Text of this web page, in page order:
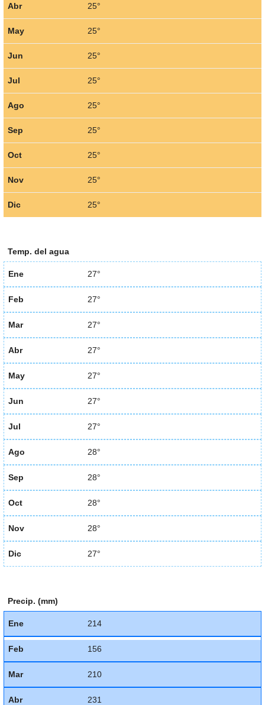
Abr 25°
May 25°
Jun 25°
Jul 25°
Ago 25°
Sep 25°
Oct 25°
Nov 25°
Dic 25°
Temp. del agua
Ene 27°
Feb 27°
Mar 27°
Abr 27°
May 27°
Jun 27°
Jul 27°
Ago 28°
Sep 28°
Oct 28°
Nov 28°
Dic 27°
Precip. (mm)
Ene 214
Feb 156
Mar 210
Abr 231